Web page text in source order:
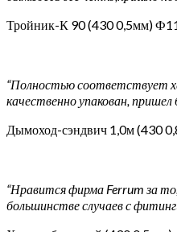
Тройник-К 90 (430 0,5мм)
“Полностью соответствует
качественно упакован,
Дымоход-сэндвич 1,0м (430
“Нравится фирма Ferrum за
большинстве случаев с